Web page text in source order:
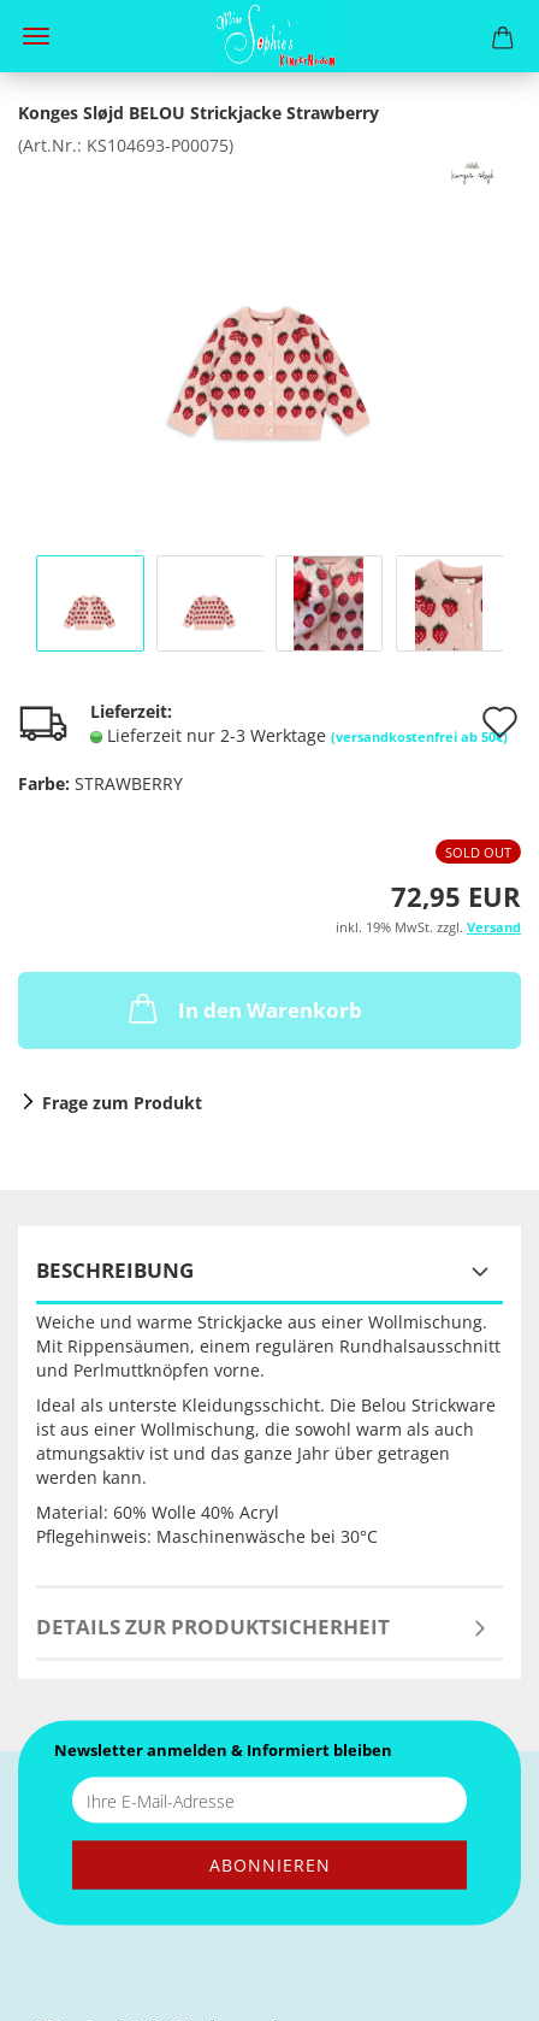
Konges Sløjd BELOU Strickjacke Strawberry
(Art.Nr.: KS104693-P00075)
Lieferzeit:
Lieferzeit nur 2-3 Werktage (versandkostenfrei ab 50€)
Farbe: STRAWBERRY
SOLD OUT
72,95 EUR
inkl. 19% MwSt. zzgl. Versand
In den Warenkorb
Frage zum Produkt
BESCHREIBUNG
Weiche und warme Strickjacke aus einer Wollmischung.
Mit Rippensäumen, einem regulären Rundhalsausschnitt
und Perlmuttknöpfen vorne.
Ideal als unterste Kleidungsschicht. Die Belou Strickware
ist aus einer Wollmischung, die sowohl warm als auch
atmungsaktiv ist und das ganze Jahr über getragen
werden kann.
Material: 60% Wolle 40% Acryl
Pflegehinweis: Maschinenwäsche bei 30°C
DETAILS ZUR PRODUKTSICHERHEIT
Newsletter anmelden & Informiert bleiben